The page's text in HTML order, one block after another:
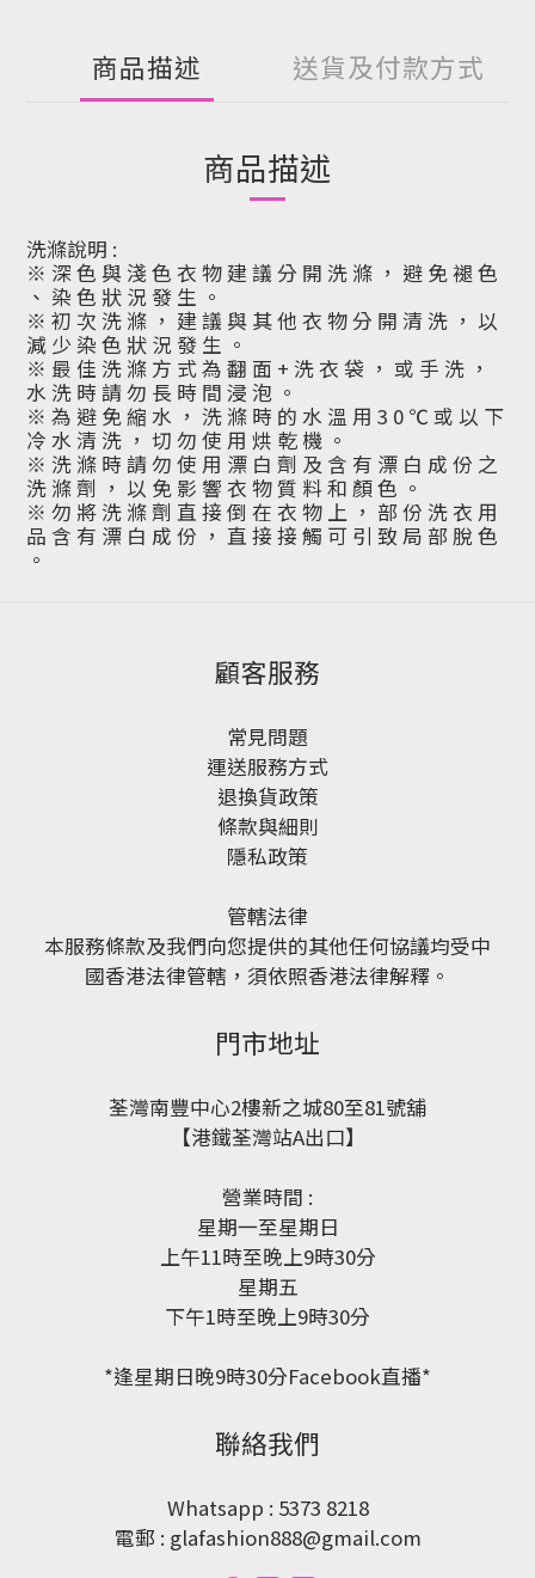
商品描述 送貨及付款方式
商品描述
洗滌說明 :
※ 深 色 與 淺 色 衣 物 建 議 分 開 洗 滌 ， 避 免 褪 色
、 染 色 狀 況 發 生 。
※ 初 次 洗 滌 ， 建 議 與 其 他 衣 物 分 開 清 洗 ， 以
減 少 染 色 狀 況 發 生 。
※ 最 佳 洗 滌 方 式 為 翻 面 + 洗 衣 袋 ， 或 手 洗 ，
水 洗 時 請 勿 長 時 間 浸 泡 。
※ 為 避 免 縮 水 ， 洗 滌 時 的 水 溫 用 3 0 ℃ 或 以 下
冷 水 清 洗 ， 切 勿 使 用 烘 乾 機 。
※ 洗 滌 時 請 勿 使 用 漂 白 劑 及 含 有 漂 白 成 份 之
洗 滌 劑 ， 以 免 影 響 衣 物 質 料 和 顏 色 。
※ 勿 將 洗 滌 劑 直 接 倒 在 衣 物 上 ， 部 份 洗 衣 用
品 含 有 漂 白 成 份 ， 直 接 接 觸 可 引 致 局 部 脫 色
。
顧客服務
常見問題
運送服務方式
退換貨政策
條款與細則
隱私政策
管轄法律
本服務條款及我們向您提供的其他任何協議均受中
國香港法律管轄，須依照香港法律解釋。
門市地址
荃灣南豐中心2樓新之城80至81號舖
【港鐵荃灣站A出口】
營業時間 :
星期一至星期日
上午11時至晚上9時30分
星期五
下午1時至晚上9時30分
*逢星期日晚9時30分Facebook直播*
聯絡我們
Whatsapp : 5373 8218
電郵 : glafashion888@gmail.com